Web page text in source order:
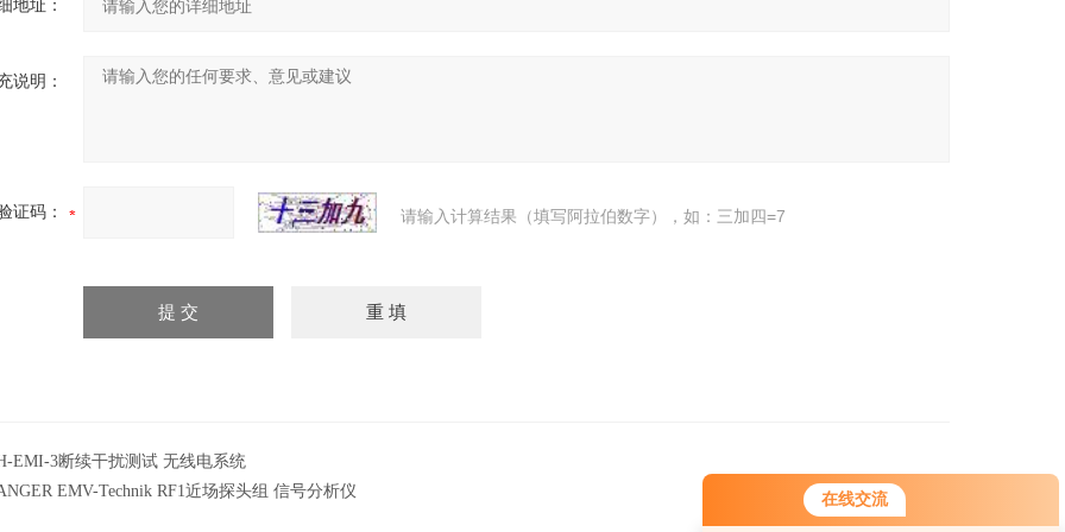
在线交流
地址：
说明：
证码： 请输入计算结果（填写阿拉伯数字），如：三加四=7
EMI-3断续干扰测试 无线电系统
EMV-Technik RF1近场探头组 信号分析仪